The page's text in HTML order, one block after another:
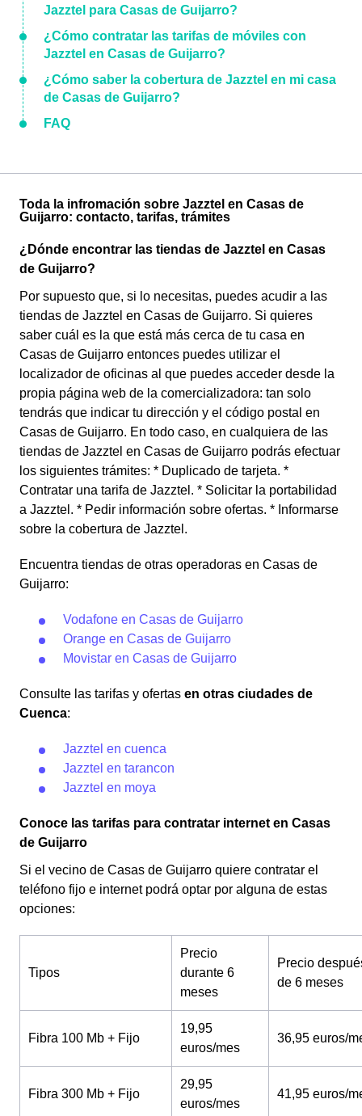
Jazztel para Casas de Guijarro?
¿Cómo contratar las tarifas de móviles con
Jazztel en Casas de Guijarro?
¿Cómo saber la cobertura de Jazztel en mi casa
de Casas de Guijarro?
FAQ
Toda la infromación sobre Jazztel en Casas de
Guijarro: contacto, tarifas, trámites
¿Dónde encontrar las tiendas de Jazztel en Casas
de Guijarro?
Por supuesto que, si lo necesitas, puedes acudir a las
tiendas de Jazztel en Casas de Guijarro. Si quieres
saber cuál es la que está más cerca de tu casa en
Casas de Guijarro entonces puedes utilizar el
localizador de oficinas al que puedes acceder desde la
propia página web de la comercializadora: tan solo
tendrás que indicar tu dirección y el código postal en
Casas de Guijarro. En todo caso, en cualquiera de las
tiendas de Jazztel en Casas de Guijarro podrás efectuar
los siguientes trámites: * Duplicado de tarjeta. *
Contratar una tarifa de Jazztel. * Solicitar la portabilidad
a Jazztel. * Pedir información sobre ofertas. * Informarse
sobre la cobertura de Jazztel.
Encuentra tiendas de otras operadoras en Casas de
Guijarro:
Vodafone en Casas de Guijarro
Orange en Casas de Guijarro
Movistar en Casas de Guijarro
Consulte las tarifas y ofertas en otras ciudades de
Cuenca:
Jazztel en cuenca
Jazztel en tarancon
Jazztel en moya
Conoce las tarifas para contratar internet en Casas
de Guijarro
Si el vecino de Casas de Guijarro quiere contratar el
teléfono fijo e internet podrá optar por alguna de estas
opciones:
Tipos
Precio
durante 6
meses
Precio
de 6 meses
Fibra 100 Mb + Fijo
19,95
euros/mes
36,95 euros/
Fibra 300 Mb + Fijo
29,95
euros/mes
41,95 euros/